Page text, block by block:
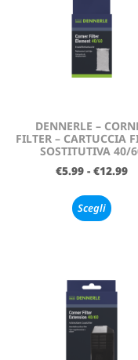
DENNERLE –
FILTER – CARTUCCIA
SOSTITUTIVA 40/
€5.99 - €12.99
Scegli